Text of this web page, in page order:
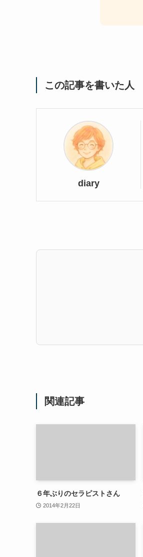
この記事を書いた人
diary
関連記事
６年ぶりのセラピストさん
2014年2月22日